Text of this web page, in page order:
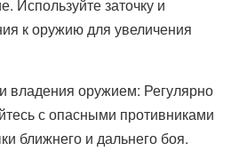
Используйте заточку и
к оружию для увеличения
оружием: Регулярно
с опасными противниками
ближнего и дальнего боя.